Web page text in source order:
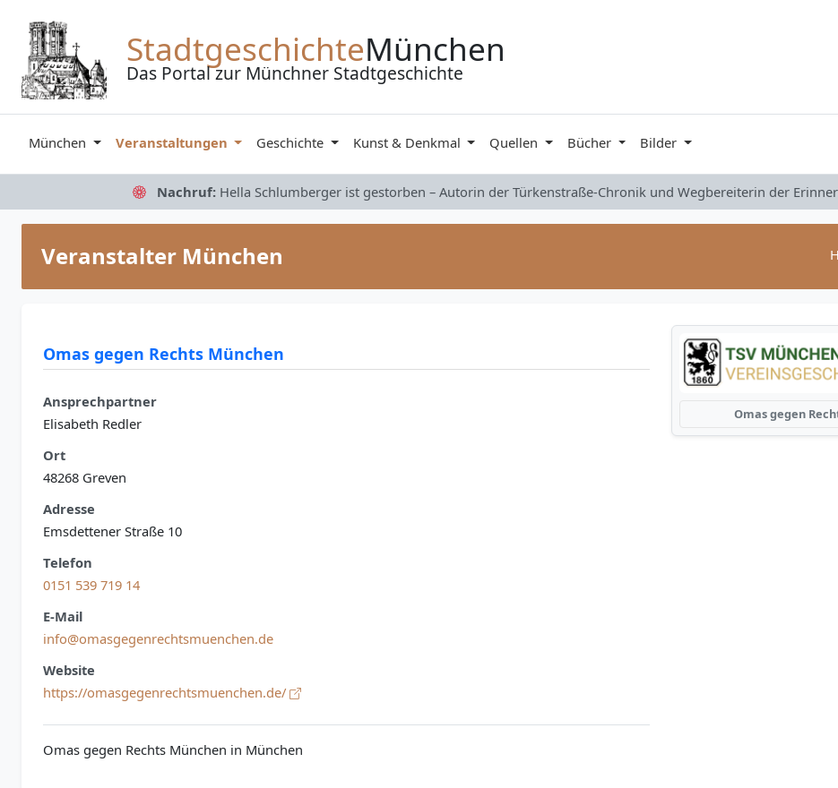
StadtgeschichteMünchen
Das Portal zur Münchner Stadtgeschichte
München Veranstaltungen Geschichte Kunst & Denkmal Quellen Bücher Bilder
Nachruf: Hella Schlumberger ist gestorben – Autorin der Türkenstraße-Chronik und Wegbereiterin der
Veranstalter München
Omas gegen Rechts München
Ansprechpartner
Elisabeth Redler
Ort
48268 Greven
Adresse
Emsdettener Straße 10
Telefon
0151 539 719 14
E-Mail
info@omasgegenrechtsmuenchen.de
Website
https://omasgegenrechtsmuenchen.de/
Omas gegen Rechts München in München
Omas gegen